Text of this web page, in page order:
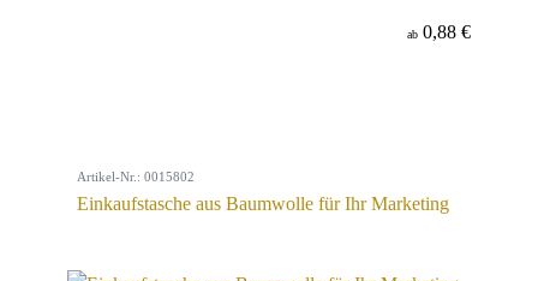
ab 0,88 €
Artikel-Nr.: 0015802
Einkaufstasche aus Baumwolle für Ihr Marketing